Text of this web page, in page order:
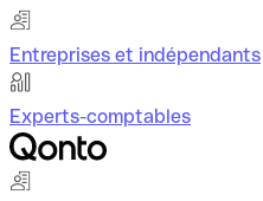
Entreprises et indépendants
Experts-comptables